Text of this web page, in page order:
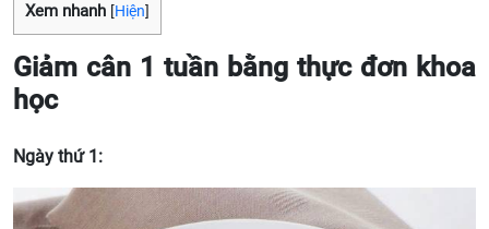
Xem nhanh [Hiện]
Giảm cân 1 tuần bằng thực đơn khoa
học
Ngày thứ 1: